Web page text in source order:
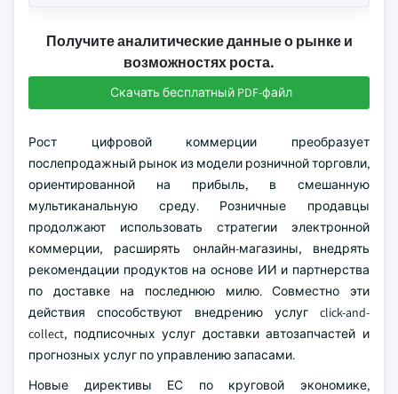
Получите аналитические данные о рынке и
возможностях роста.
Скачать бесплатный PDF-файл
Рост цифровой коммерции преобразует
послепродажный рынок из модели розничной торговли,
ориентированной на прибыль, в смешанную
мультиканальную среду. Розничные продавцы
продолжают использовать стратегии электронной
коммерции, расширять онлайн-магазины, внедрять
рекомендации продуктов на основе ИИ и партнерства
по доставке на последнюю милю. Совместно эти
действия способствуют внедрению услуг click-and-
collect, подписочных услуг доставки автозапчастей и
прогнозных услуг по управлению запасами.
Новые директивы ЕС по круговой экономике,